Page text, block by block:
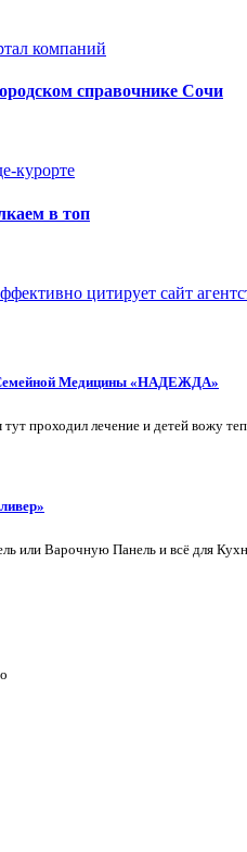
компаний
справочнике Сочи
курорте
в топ
цитирует сайт
Медицины «НАДЕЖДА»
проходил лечение и детей вожу
или Варочную Панель и всё для